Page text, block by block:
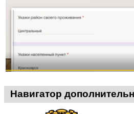
Навигатор